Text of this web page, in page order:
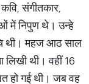
संगीतकार,
में निपुण थे। उन्हे
थी। महज आठ साल
लिखी थी। वहीं 16
हो गई थी। जब वह